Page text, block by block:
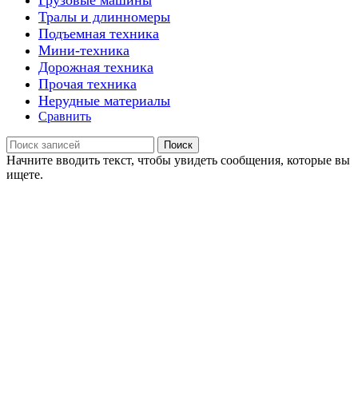
Тралы и длинномеры
Подъемная техника
Мини-техника
Дорожная техника
Прочая техника
Нерудные материалы
Сравнить
Поиск
Начните вводить текст, чтобы увидеть сообщения, которые вы
ищете.